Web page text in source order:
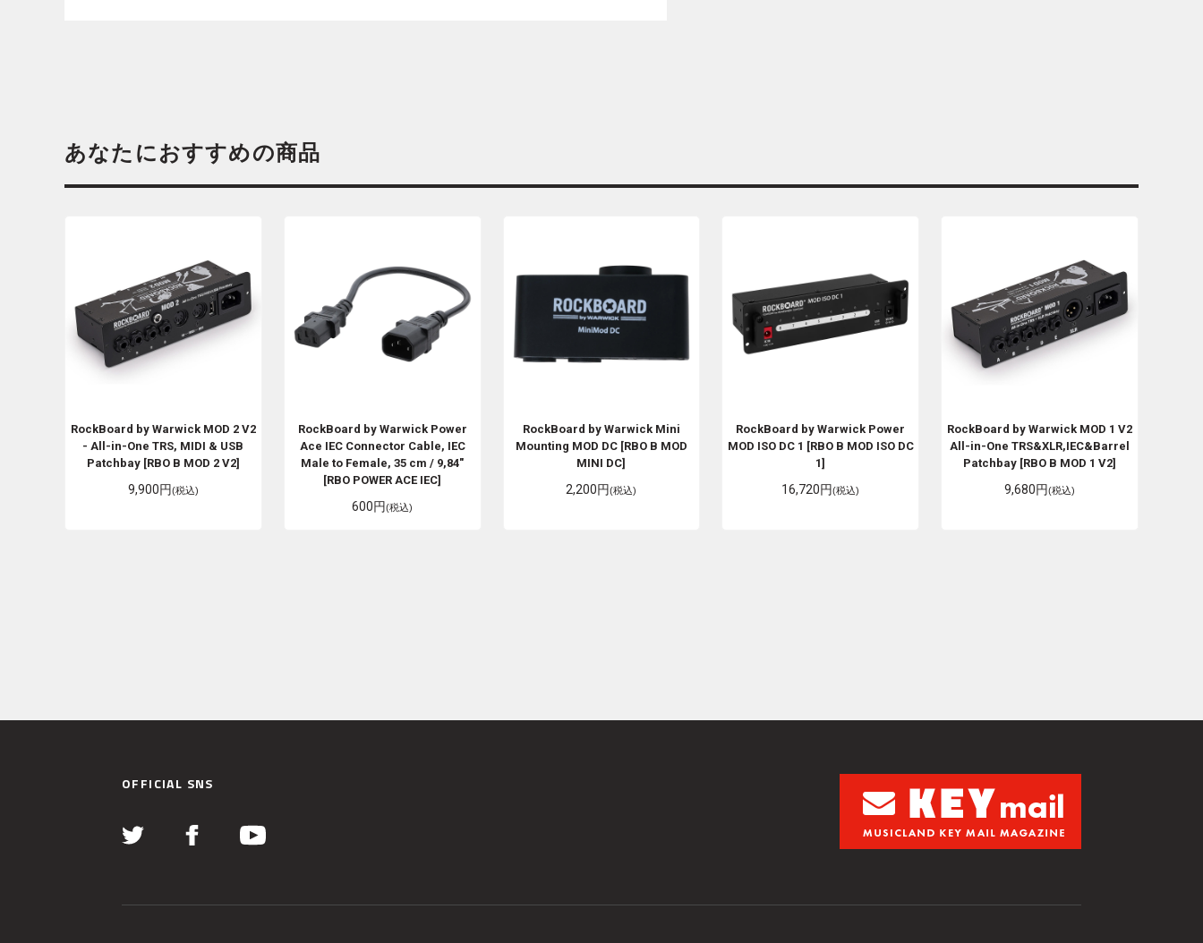
あなたにおすすめの商品
RockBoard by Warwick MOD 2 V2
- All-in-One TRS, MIDI & USB
Patchbay [RBO B MOD 2 V2]
9,900円(税込)
RockBoard by Warwick Power
Ace IEC Connector Cable, IEC
Male to Female, 35 cm / 9,84"
[RBO POWER ACE IEC]
600円(税込)
RockBoard by Warwick Mini
Mounting MOD DC [RBO B MOD
MINI DC]
2,200円(税込)
RockBoard by Warwick Power
MOD ISO DC 1 [RBO B MOD ISO DC
1]
16,720円(税込)
RockBoard by Warwick MOD 1 V2
All-in-One TRS&XLR,IEC&Barrel
Patchbay [RBO B MOD 1 V2]
9,680円(税込)
OFFICIAL SNS